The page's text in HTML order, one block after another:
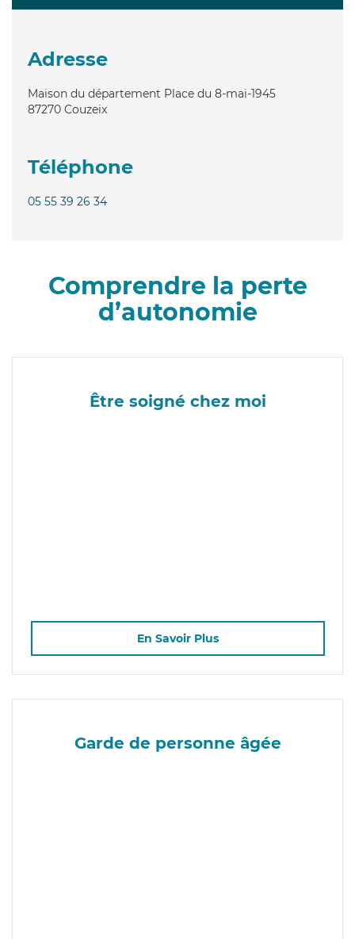
Adresse
Maison du département Place du 8-mai-1945
87270 Couzeix
Téléphone
05 55 39 26 34
Comprendre la perte
d’autonomie
Être soigné chez moi
En Savoir Plus
Garde de personne âgée